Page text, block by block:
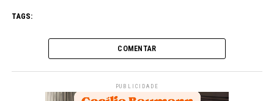
TAGS:
COMENTAR
PUBLICIDADE